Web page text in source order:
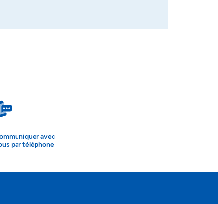
avec
par téléphone